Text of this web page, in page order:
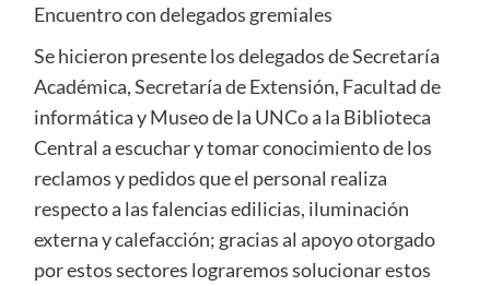
Encuentro con delegados gremiales
Se hicieron presente los delegados de Secretaría
Académica, Secretaría de Extensión, Facultad de
informática y Museo de la UNCo a la Biblioteca
Central a escuchar y tomar conocimiento de los
reclamos y pedidos que el personal realiza
respecto a las falencias edilicias, iluminación
externa y calefacción; gracias al apoyo otorgado
por estos sectores lograremos solucionar estos